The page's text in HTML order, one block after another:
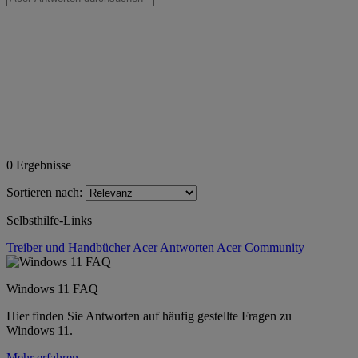
0 Ergebnisse
Sortieren nach:
Selbsthilfe-Links
Treiber und HandbücherAcer Antworten Acer Community
Windows 11 FAQ
Hier finden Sie Antworten auf häufig gestellte Fragen zu
Windows 11.